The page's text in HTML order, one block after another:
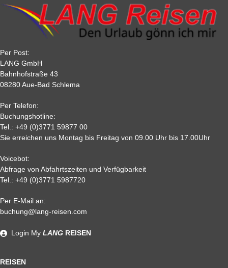
Reisebuchung sicher.
Tagesfahrten sind als kompletter Reisebetrag innerhalb von 10
Tagen nach der Buchung zu zahlen.
10 %
60 20 % 25 % 30 % 30 %
40 % 40 % 50 % 50 %
7
2
Nichtantritt
Alle weiteren Stronierungsbedingungen entnehmen Sie bitte
unseren AGB. Wir empfehlen Ihnen den Abschluss einer
Reiserücktrittskostenversicherung
Per Post:
LANG GmbH
Bahnhofstraße 43
08280 Aue-Bad Schlema
Per Telefon:
Buchungshotline:
Tel.: +49 (0)3771 59877 00
Sie erreichen uns Montag bis Freitag von 09.00 Uhr bis 17.00Uhr
Voicebot:
Abfrage von Abfahrtszeiten und Verfügbarkeit
Tel.: +49 (0)3771 5987720
Per E-Mail an:
buchung@lang-reisen.com
REISEN
Login My LANG REISEN